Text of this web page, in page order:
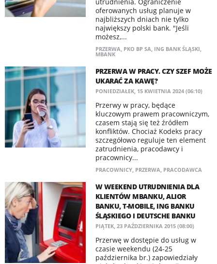
oferowanych usług planuje w
najbliższych dniach nie tylko
największy polski bank. "Jeśli
możesz,...
PRZERWA, PKO BP SA, ING BANK ŚLĄSKI,
MBANK
PRZERWA W PRACY. CZY SZEF MOŻE
UKARAĆ ZA KAWĘ?
PONIEDZIAŁEK, 15 KWIETNIA 2024 (06:10)
Przerwy w pracy, będące
kluczowym prawem pracowniczym,
czasem stają się też źródłem
konfliktów. Chociaż Kodeks pracy
szczegółowo reguluje ten element
zatrudnienia, pracodawcy i
pracownicy...
PRACOWNICY, PRZERWA, PRACODAWCA
W WEEKEND UTRUDNIENIA DLA
KLIENTÓW MBANKU, ALIOR
BANKU, T-MOBILE, ING BANKU
ŚLĄSKIEGO I DEUTSCHE BANKU
PIĄTEK, 23 PAŹDZIERNIKA 2015 (08:00)
Przerwę w dostępie do usług w
czasie weekendu (24-25
października br.) zapowiedziały